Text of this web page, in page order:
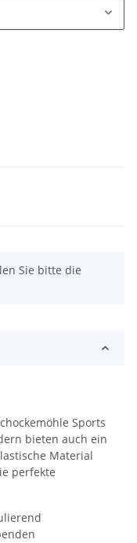
Sie bitte die
Sports
bieten auch ein
Material
perfekte